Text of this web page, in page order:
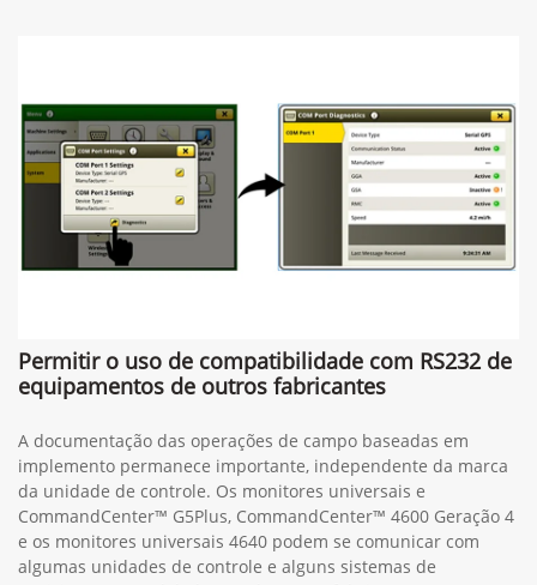
Permitir o uso de compatibilidade com RS232 de
equipamentos de outros fabricantes
A documentação das operações de campo baseadas em
implemento permanece importante, independente da marca
da unidade de controle. Os monitores universais e
CommandCenter™ G5Plus, CommandCenter™ 4600 Geração 4
e os monitores universais 4640 podem se comunicar com
algumas unidades de controle e alguns sistemas de